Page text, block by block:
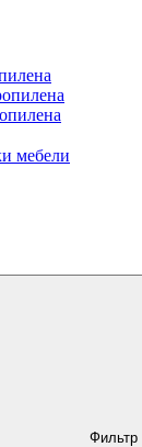
мебели
Фильтр